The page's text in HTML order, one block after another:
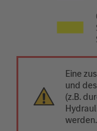
Eine
und
(z.B.
werden.